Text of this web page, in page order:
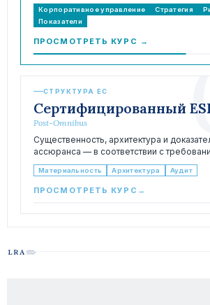
Корпоративное управление Стратегия
Показатели
ПРОСМОТРЕТЬ КУРС →
СТРУКТУРА ЕС
Сертифицированный
Post-Omnibus
Существенность, архитектура и
ассюранса — в соответствии с
Материальность Архитектура Аудит
ПРОСМОТРЕТЬ КУРС →